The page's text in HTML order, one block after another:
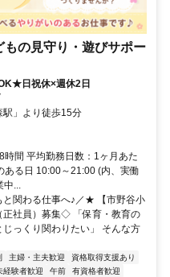
の見守り・遊びサポー
日祝休×週休2日
駅」より徒歩15分
間 平均勤務日数：1ヶ月あた
ある日 10:00～21:00 (内、実働
...
関わる仕事へ♪／★ 【市野谷小
社員）募集◇ 「保育・教育の
っくり関わりたい」 そんな方
主婦・主夫歓迎
資格取得支援あり
経験者歓迎 午前
有資格者歓迎